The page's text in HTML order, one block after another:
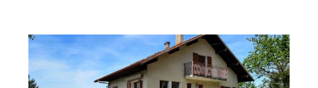
LUGRIN 74
124,73 m , 7 pièces
Ref : 156545